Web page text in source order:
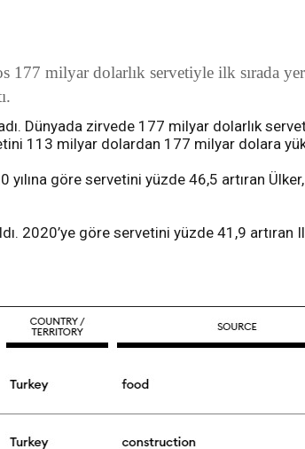
177 milyar dolarlık servetiyle ilk sırada
Dünyada zirvede 177 milyar dolarlık
113 milyar dolardan 177 milyar dolara
göre servetini yüzde 46,5 artıran
2020’ye göre servetini yüzde 41,9 artıran